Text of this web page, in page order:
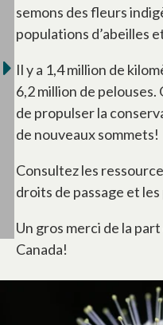
semons des fleurs
populations d’abeilles
Il y a 1,4 million de
6,2 million de
de propulser la
de nouveaux sommets!
Consultez les
droits de passage et
Un gros merci de la
Canada!